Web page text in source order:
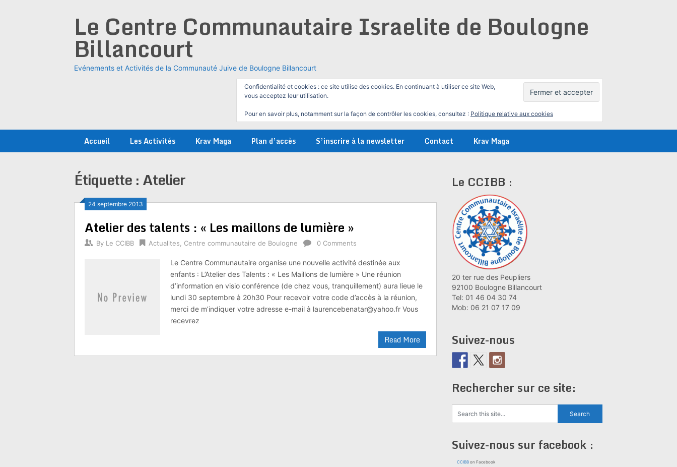
Le Centre Communautaire Israelite de Boulogne
Billancourt
Evénements et Activités de la Communauté Juive de Boulogne Billancourt
Confidentialité et cookies : ce site utilise des cookies. En continuant à utiliser ce site Web,
vous acceptez leur utilisation.
Pour en savoir plus, notamment sur la façon de contrôler les cookies, consultez : Politique relative aux cookies
Accueil Les Activités Krav Maga Plan d’accès S’inscrire à la newsletter Contact Krav Maga
Étiquette :Atelier
24 septembre 2013
Atelier des talents : « Les maillons de lumière »
By Le CCIBB Actualites Centre communautaire de Boulogne 0 Comments
Le Centre Communautaire organise une nouvelle activité destinée aux
enfants : L’Atelier des Talents : « Les Maillons de lumière » Une réunion
d’information en visio conférence (de chez vous, tranquillement) aura lieue le
lundi 30 septembre à 20h30 Pour recevoir votre code d’accès à la réunion,
merci de m’indiquer votre adresse e-mail à laurencebenatar@yahoo.fr Vous
recevrez
Read More
Le CCIBB :
20 ter rue des Peupliers
92100 Boulogne Billancourt
Tel: 01 46 04 30 74
Mob: 06 21 07 17 09
Suivez-nous
Rechercher sur ce site:
Suivez-nous sur facebook :
CCIBB on Facebook